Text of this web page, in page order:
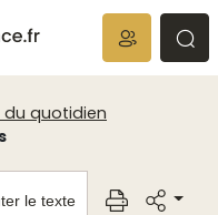
du quotidien
le texte